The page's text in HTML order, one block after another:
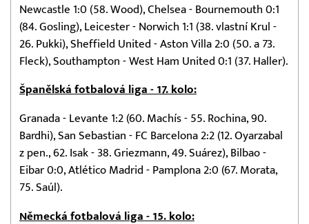
Newcastle 1:0 (58. Wood), Chelsea - Bournemouth 0:1
(84. Gosling), Leicester - Norwich 1:1 (38. vlastní Krul -
26. Pukki), Sheffield United - Aston Villa 2:0 (50. a 73.
Fleck), Southampton - West Ham United 0:1 (37. Haller).
Španělská fotbalová liga - 17. kolo:
Granada - Levante 1:2 (60. Machís - 55. Rochina, 90.
Bardhi), San Sebastian - FC Barcelona 2:2 (12. Oyarzabal
z pen., 62. Isak - 38. Griezmann, 49. Suárez), Bilbao -
Eibar 0:0, Atlético Madrid - Pamplona 2:0 (67. Morata,
75. Saúl).
Německá fotbalová liga - 15. kolo: